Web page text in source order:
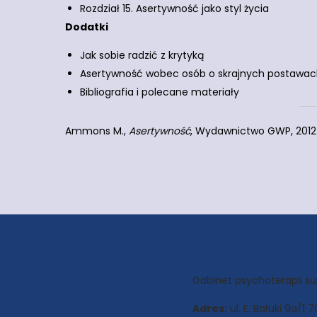
Rozdział 15. Asertywność jako styl życia
Dodatki
Jak sobie radzić z krytyką
Asertywność wobec osób o skrajnych
Bibliografia i polecane materiały
Ammons M., Asertywność, Wydawnictwo GWP, 2012
Gabinet psychoterapii
Adres: ul. E. Bałuki 9a/1